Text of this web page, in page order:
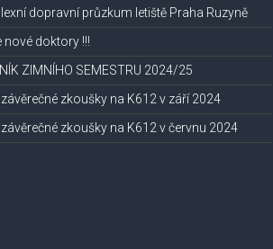
dopravní průzkum letiště Praha Ruzyně
nové doktory !!!
ZIMNÍHO SEMESTRU 2024/25
zkoušky na K612 v září 2024
zkoušky na K612 v červnu 2024